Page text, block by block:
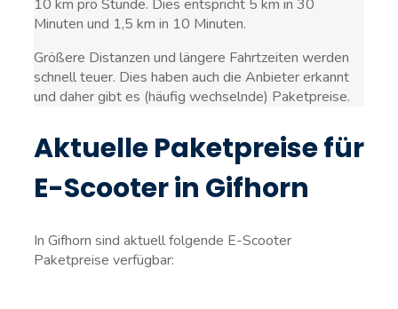
10 km pro Stunde. Dies entspricht 5 km in 30
Minuten und 1,5 km in 10 Minuten.
Größere Distanzen und längere Fahrtzeiten werden
schnell teuer. Dies haben auch die Anbieter erkannt
und daher gibt es (häufig wechselnde) Paketpreise.
Aktuelle Paketpreise für
E-Scooter in Gifhorn
In Gifhorn sind aktuell folgende E-Scooter
Paketpreise verfügbar: